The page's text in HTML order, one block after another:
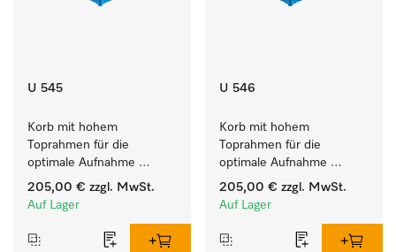
U 545
Korb mit hohem
Toprahmen für die
optimale Aufnahme
von 25 Gläsern bis 23 cm
Höhe.
205,00 € zzgl. MwSt.
Auf Lager
U 546
Korb mit hohem
Toprahmen für die
optimale Aufnahme
von 36 Gläsern bis 23 cm
Höhe.
205,00 € zzgl. MwSt.
Auf Lager